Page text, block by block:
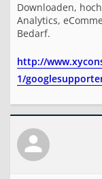
Downloaden,
Analytics,
Bedarf.
http://
1/